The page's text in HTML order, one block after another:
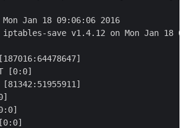
Jan 18 09:06:06 2016
iptables-save v1.4.12 on Mon Jan 18
[0:0]
[81342:51955911]